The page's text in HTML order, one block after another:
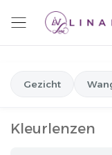
Gezicht
Kleurlenzen